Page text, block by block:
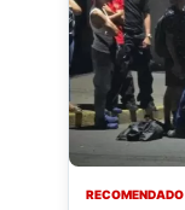
RECOMENDADO